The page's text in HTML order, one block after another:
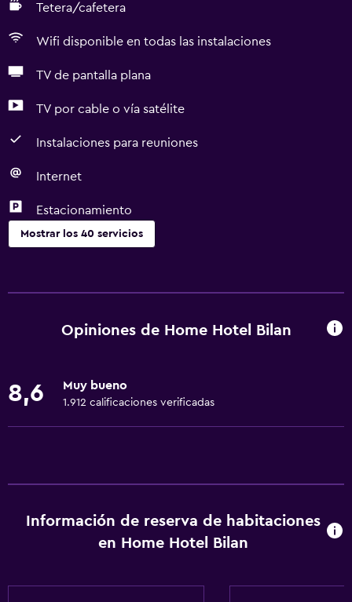
Tetera/cafetera
Wifi disponible en todas las instalaciones
TV de pantalla plana
TV por cable o vía satélite
Instalaciones para reuniones
Internet
Estacionamiento
Mostrar los 40 servicios
Wifi gratis
Extinguidor
Accesibilidad y adecuación
Habitación hipoalergénica
Mascotas permitidas bajo consulta (pueden aplicar cargos
Opiniones de Home Hotel Bilan
8,6 Muy bueno
1.912 calificaciones verificadas
Información de reserva de habitaciones
en Home Hotel Bilan